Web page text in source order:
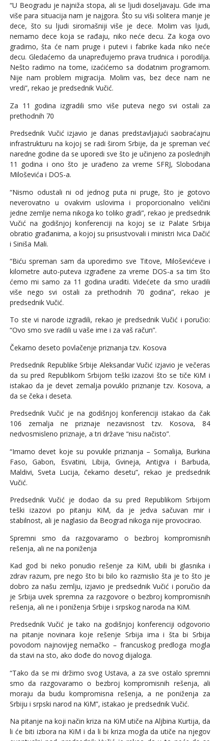
“U Beogradu je najniža stopa, ali se ljudi doseljavaju. Gde ima
više para situacija nam je najgora. Što su viši solitera manje je
dece, što su ljudi siromašniji više je dece. Molim vas ljudi,
nemamo dece koja se rađaju, niko neće decu. Za koga ovo
gradimo, šta će nam pruge i putevi i fabrike kada niko neće
decu. Gledaćemo da unapređujemo prava trudnica i porodilja.
Nešto radimo na tome, izaćićemo sa dodatnim programom.
Nije nam problem migracija. Molim vas, bez dece nam ne
vredi”, rekao je predsednik Vučić.
Za 11 godina izgradili smo više puteva nego svi ostali za
prethodnih 70
Predsednik Vučić izjavio je danas predstavljajući saobraćajnu
infrastrukturu na kojoj se radi širom Srbije, da je spreman već
naredne godine da se uporedi sve što je učinjeno za poslednjih
11 godina i ono što je urađeno za vreme SFRJ, Slobodana
Miloševića i DOS-a.
“Nismo odustali ni od jednog puta ni pruge, što je gotovo
neverovatno u ovakvim uslovima i proporcionalno veličini
jedne zemlje nema nikoga ko toliko gradi”, rekao je predsednik
Vučić na godišnjoj konferenciji na kojoj se iz Palate Srbija
obratio građanima, a kojoj su prisustvovali i ministri Ivica Dačić
i Siniša Mali.
“Biću spreman sam da uporedimo sve Titove, Miloševićeve i
kilometre auto-puteva izgrađene za vreme DOS-a sa tim što
ćemo mi samo za 11 godina uraditi. Videćete da smo uradili
više nego svi ostali za prethodnih 70 godina”, rekao je
predsednik Vučić.
To ste vi narode izgradili, rekao je predsednik Vučić i poručio:
“Ovo smo sve radili u vaše ime i za vaš račun”.
Čekamo deseto povlačenje priznanja tzv. Kosova
Predsednik Republike Srbije Aleksandar Vučić izjavio je večeras
da su pred Republikom Srbijom teški izazovi što se tiče KiM i
istakao da je devet zemalja povuklo priznanje tzv. Kosova, a
da se čeka i deseta.
Predsednik Vučić je na godišnjoj konferenciji istakao da čak
106 zemalja ne priznaje nezavisnost tzv. Kosova, 84
nedvosmisleno priznaje, a tri države “nisu načisto”.
“Imamo devet koje su povukle priznanja – Somalija, Burkina
Faso, Gabon, Esvatini, Libija, Gvineja, Antigva i Barbuda,
Maldivi, Sveta Lucija, čekamo desetu”, rekao je predsednik
Vučić.
Predsednik Vučić je dodao da su pred Republikom Srbijom
teški izazovi po pitanju KiM, da je jedva sačuvan mir i
stabilnost, ali je naglasio da Beograd nikoga nije provocirao.
Spremni smo da razgovaramo o bezbroj kompromisnih
rešenja, ali ne na poniženja
Kad god bi neko ponudio rešenje za KiM, ubili bi glasnika i
zdrav razum, pre nego što bi bilo ko razmislio šta je to što je
dobro za našu zemlju, izjavio je predsednik Vučić i poručio da
je Srbija uvek spremna za razgovore o bezbroj kompromisnih
rešenja, ali ne i poniženja Srbije i srpskog naroda na KiM.
Predsednik Vučić je tako na godišnjoj konferenciji odgovorio
na pitanje novinara koje rešenje Srbija ima i šta bi Srbija
povodom najnovijeg nemačko – francuskog predloga mogla
da stavi na sto, ako dođe do novog dijaloga.
“Tako da se mi držimo svog Ustava, a za sve ostalo spremni
smo da razgovaramo o bezbroj kompromisnih rešenja, ali
moraju da budu kompromisna rešenja, a ne poniženja za
Srbiju i srpski narod na KiM”, istakao je predsednik Vučić.
Na pitanje na koji način kriza na KiM utiče na Aljbina Kurtija, da
li će biti izbora na KiM i da li bi kriza mogla da utiče na njegov